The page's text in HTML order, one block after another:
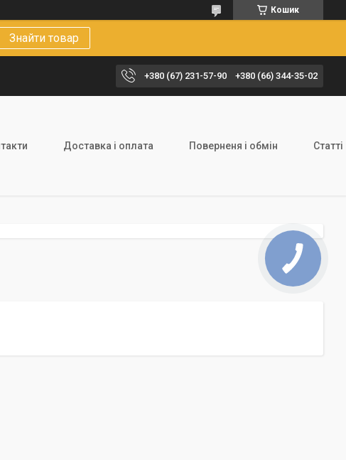
Кошик
Знайти товар
+380 (67) 231-57-90 +380 (66) 344-35-02
Доставка і оплата Поверненя і обмін Статті